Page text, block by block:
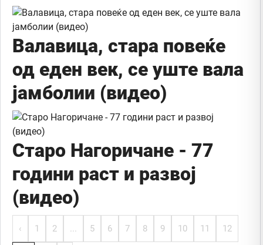
Валавица, стара повеќе
од еден век, се уште вала
јамболии (видео)
Старо Нагоричане - 77
години раст и развој
(видео)
‹ 1 2 ... 5 6 7 8 9 10 11 12